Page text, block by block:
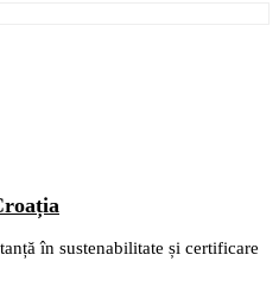
în sustenabilitate și certificare